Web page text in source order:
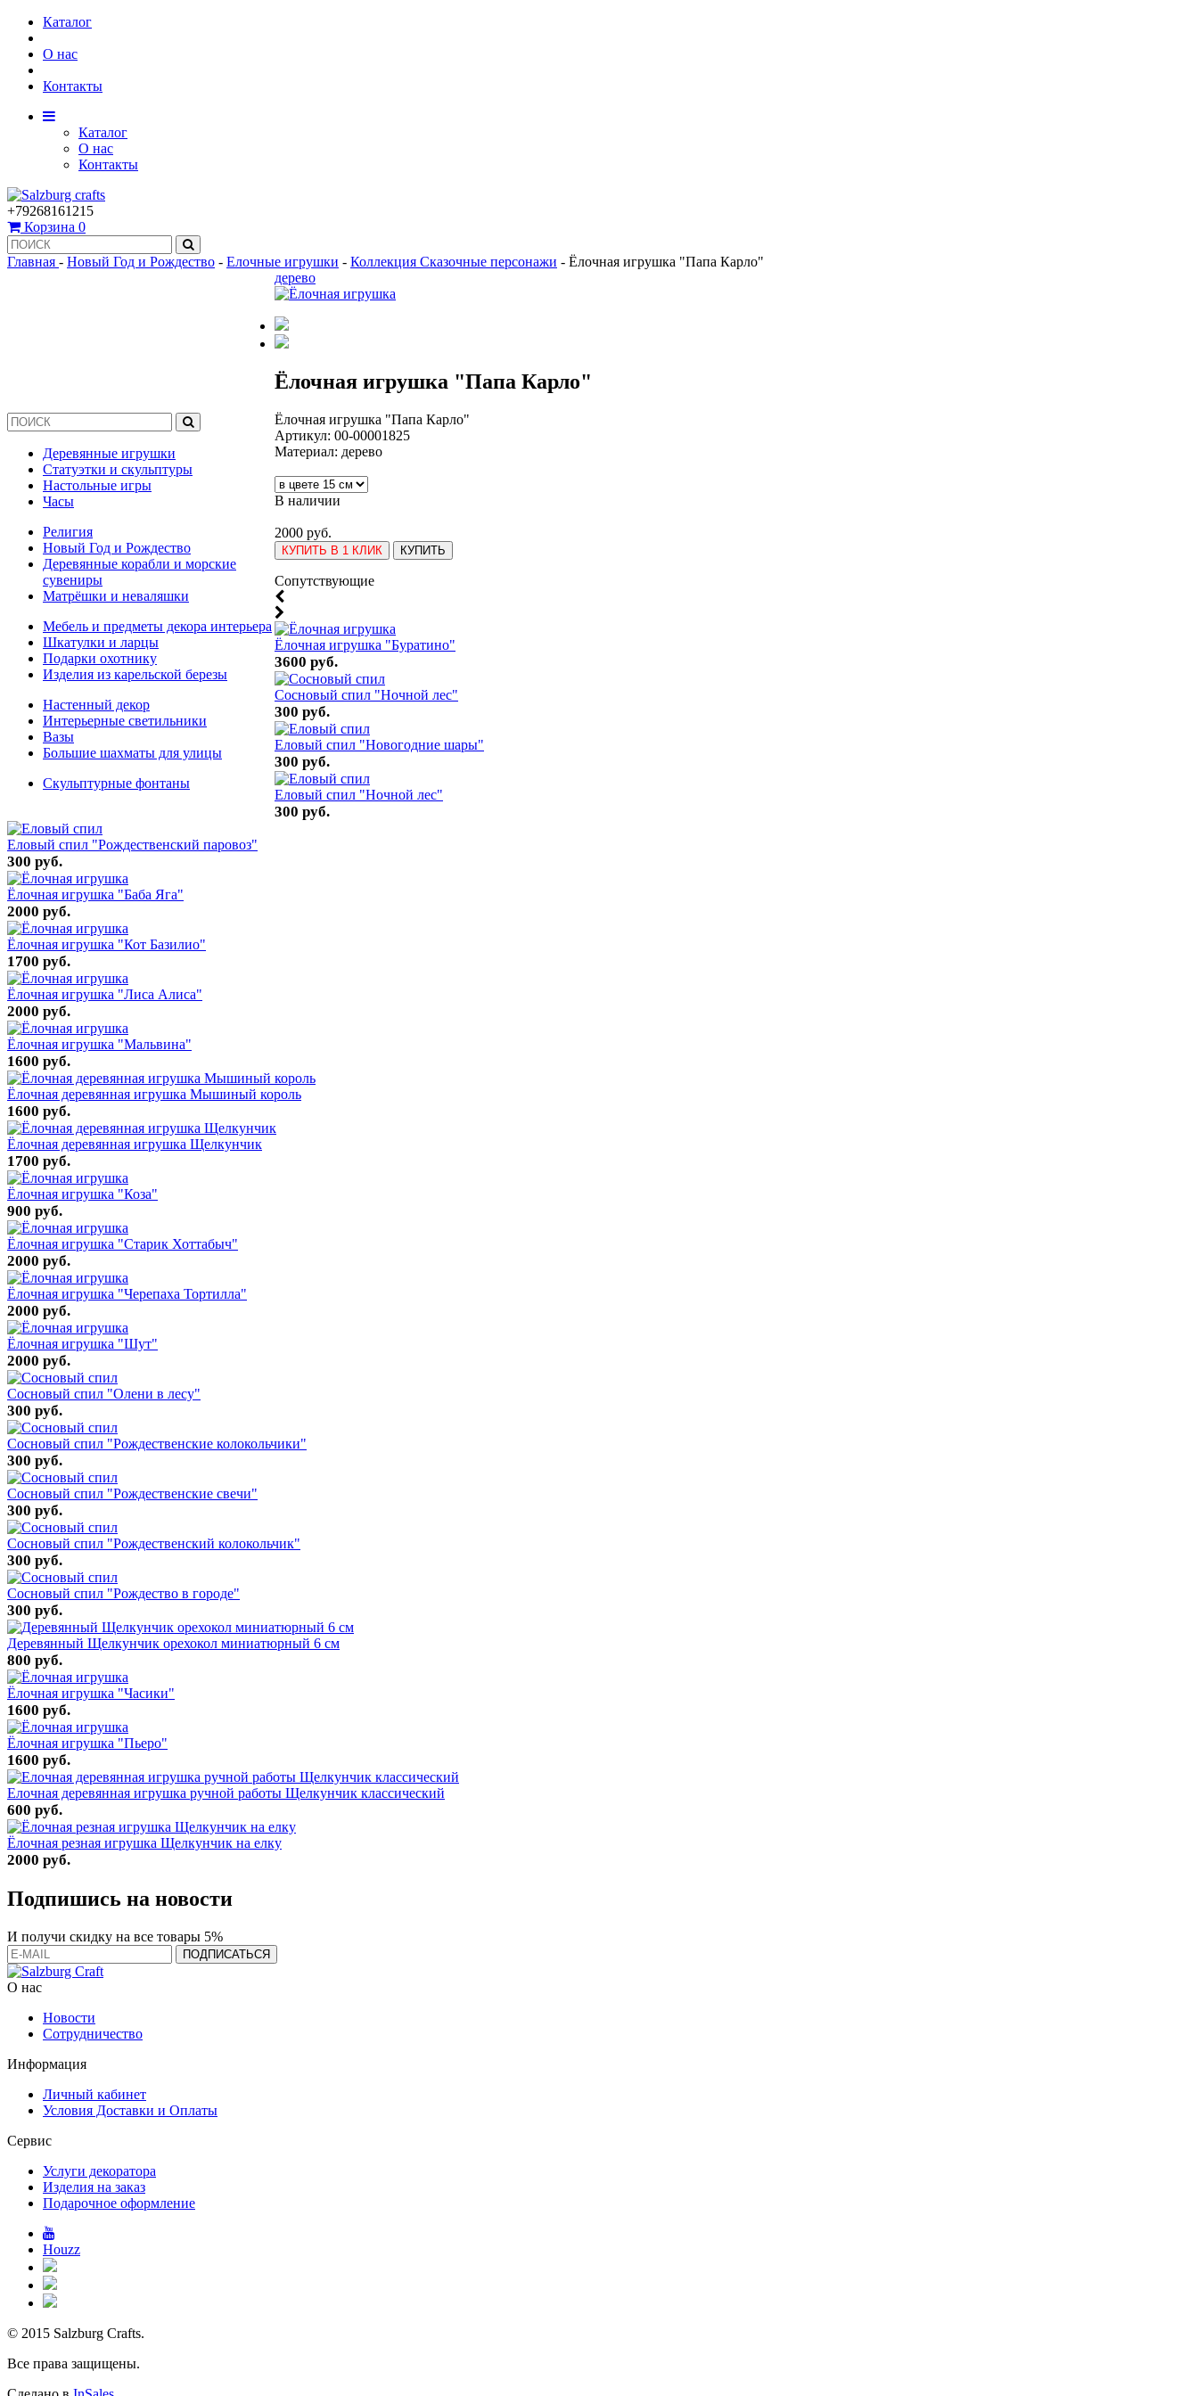
Каталог
О нас
Контакты
Каталог
О нас
Контакты
+79268161215
Корзина 0
Главная - Новый Год и Рождество - Елочные игрушки - Коллекция Сказочные персонажи - Ёлочная игрушка "Папа Карло"
Деревянные игрушки
Статуэтки и скульптуры
Настольные игры
Часы
Религия
Новый Год и Рождество
Деревянные корабли и морские
сувениры
Матрёшки и неваляшки
Мебель и предметы декора интерьера
Шкатулки и ларцы
Подарки охотнику
Изделия из карельской березы
Настенный декор
Интерьерные светильники
Вазы
Большие шахматы для улицы
Скульптурные фонтаны
дерево
Ёлочная игрушка "Папа Карло"
Ёлочная игрушка "Папа Карло"
Артикул: 00-00001825
Материал: дерево
В наличии
2000 руб.
КУПИТЬ В 1 КЛИК КУПИТЬ
Cопутствующие
Ёлочная игрушка "Буратино"
3600 руб.
Сосновый спил "Ночной лес"
300 руб.
Еловый спил "Новогодние шары"
300 руб.
Еловый спил "Ночной лес"
300 руб.
Еловый спил "Рождественский паровоз"
300 руб.
Ёлочная игрушка "Баба Яга"
2000 руб.
Ёлочная игрушка "Кот Базилио"
1700 руб.
Ёлочная игрушка "Лиса Алиса"
2000 руб.
Ёлочная игрушка "Мальвина"
1600 руб.
Ёлочная деревянная игрушка Мышиный король
1600 руб.
Ёлочная деревянная игрушка Щелкунчик
1700 руб.
Ёлочная игрушка "Коза"
900 руб.
Ёлочная игрушка "Старик Хоттабыч"
2000 руб.
Ёлочная игрушка "Черепаха Тортилла"
2000 руб.
Ёлочная игрушка "Шут"
2000 руб.
Сосновый спил "Олени в лесу"
300 руб.
Сосновый спил "Рождественские колокольчики"
300 руб.
Сосновый спил "Рождественские свечи"
300 руб.
Сосновый спил "Рождественский колокольчик"
300 руб.
Сосновый спил "Рождество в городе"
300 руб.
Деревянный Щелкунчик орехокол миниатюрный 6 см
800 руб.
Ёлочная игрушка "Часики"
1600 руб.
Ёлочная игрушка "Пьеро"
1600 руб.
Елочная деревянная игрушка ручной работы Щелкунчик классический
600 руб.
Ёлочная резная игрушка Щелкунчик на елку
2000 руб.
Подпишись на новости
И получи скидку на все товары 5%
О нас
Новости
Сотрудничество
Информация
Личный кабинет
Условия Доставки и Оплаты
Сервис
Услуги декоратора
Изделия на заказ
Подарочное оформление
Houzz
© 2015 Salzburg Crafts.
Все права защищены.